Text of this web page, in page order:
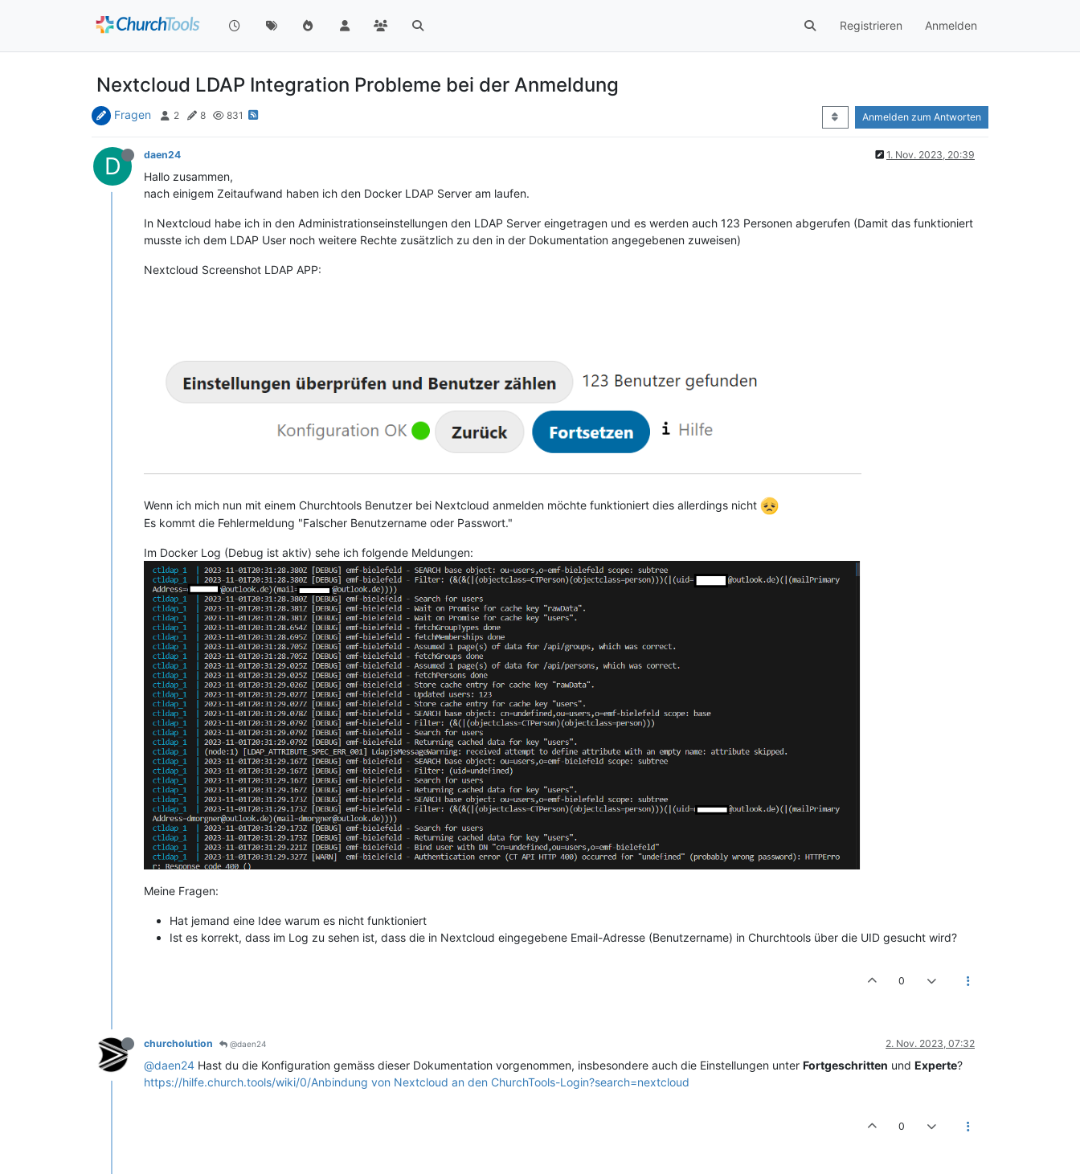
Registrieren Anmelden
Nextcloud LDAP Integration Probleme bei der Anmeldung
Fragen 2 8 831 Anmelden zum Antworten
D daen24 1. Nov. 2023, 20:39
Hallo zusammen,
nach einigem Zeitaufwand haben ich den Docker LDAP Server am laufen.
In Nextcloud habe ich in den Administrationseinstellungen den LDAP Server eingetragen und es werden auch 123 Personen abgerufen (Damit das funktioniert
musste ich dem LDAP User noch weitere Rechte zusätzlich zu den in der Dokumentation angegebenen zuweisen)
Nextcloud Screenshot LDAP APP:
Wenn ich mich nun mit einem Churchtools Benutzer bei Nextcloud anmelden möchte funktioniert dies allerdings nicht
Es kommt die Fehlermeldung "Falscher Benutzername oder Passwort."
Im Docker Log (Debug ist aktiv) sehe ich folgende Meldungen:
Meine Fragen:
Hat jemand eine Idee warum es nicht funktioniert
Ist es korrekt, dass im Log zu sehen ist, dass die in Nextcloud eingegebene Email-Adresse (Benutzername) in Churchtools über die UID gesucht wird?
0
churcholution @daen24 2. Nov. 2023, 07:32
@daen24 Hast du die Konfiguration gemäss dieser Dokumentation vorgenommen, insbesondere auch die Einstellungen unter Fortgeschritten und Experte?
https://hilfe.church.tools/wiki/0/Anbindung von Nextcloud an den ChurchTools-Login?search=nextcloud
0